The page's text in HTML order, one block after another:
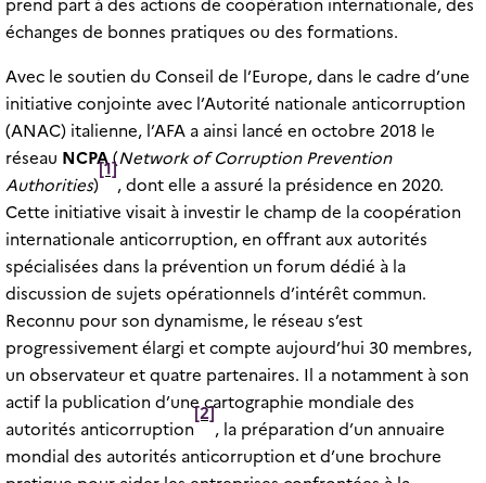
prend part à des actions de coopération internationale, des
échanges de bonnes pratiques ou des formations.
Avec le soutien du Conseil de l’Europe, dans le cadre d’une
initiative conjointe avec l’Autorité nationale anticorruption
(ANAC) italienne, l’AFA a ainsi lancé en octobre 2018 le
réseau NCPA(Network of Corruption Prevention
Authorities)
[1]
, dont elle a assuré la présidence en 2020.
Cette initiative visait à investir le champ de la coopération
internationale anticorruption, en offrant aux autorités
spécialisées dans la prévention un forum dédié à la
discussion de sujets opérationnels d’intérêt commun.
Reconnu pour son dynamisme, le réseau s’est
progressivement élargi et compte aujourd’hui 30 membres,
un observateur et quatre partenaires. Il a notamment à son
actif la publication d’une cartographie mondiale des
autorités anticorruption
[2]
, la préparation d’un annuaire
mondial des autorités anticorruption et d’une brochure